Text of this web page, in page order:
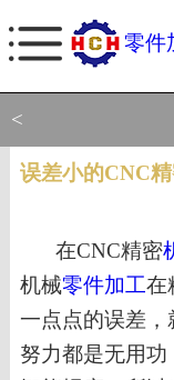
零件
<
误差小的CNC
在CNC精密
机械零件加工在
一点点的误差，
努力都是无用